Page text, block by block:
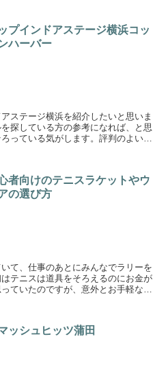
プインドアステージ横浜コッ
ハーバー
ステージ横浜を紹介したいと思いま
探している方の参考になれば、と思
っている気がします。評判のよいコ
者向けのテニスラケットやウ
の選び方
て、仕事のあとにみんなでラリーを
テニスは道具をそろえるのにお金が
ていたのですが、意外とお手軽な値
ッシュヒッツ蒲田